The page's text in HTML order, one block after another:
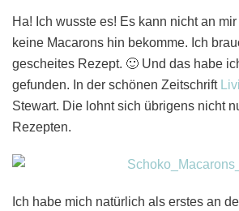
Ha! Ich wusste es! Es kann nicht an
keine Macarons hin bekomme. Ich
gescheites Rezept. 🙂 Und das habe
gefunden. In der schönen Zeitschrift
Stewart. Die lohnt sich übrigens nicht
Rezepten.
Ich habe mich natürlich als erstes an